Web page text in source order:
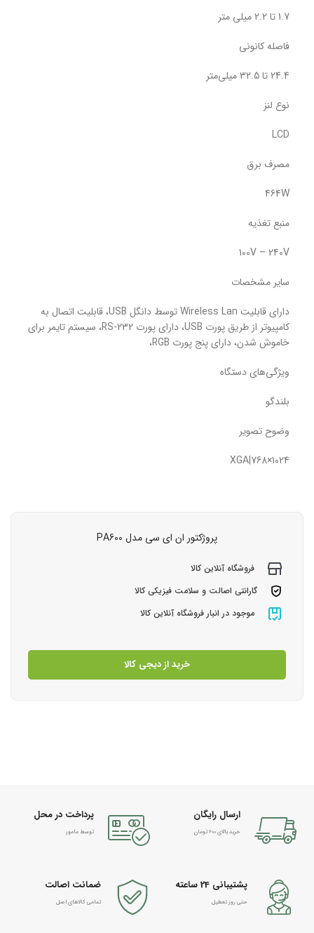
1.7 تا 2.2 میلی متر
فاصله کانونی
24.4 تا 32.5 میلی‌متر
نوع لنز
LCD
مصرف برق
464W
منبع تغذیه
100V – 240V
سایر مشخصات
دارای قابلیت Wireless Lan توسط دانگل USB، قابلیت اتصال به
کامپیوتر از طریق پورت USB، دارای پورت RS-232، سیستم تایمر برای
خاموش شدن، دارای پنج پورت RGB،
ویژگی‌های دستگاه
بلندگو
وضوح تصویر
1024×768|XGA
پروژکتور ان ای سی مدل PA600
فروشگاه آنلاین کالا
گارانتی اصالت و سلامت فیزیکی کالا
موجود در انبار فروشگاه آنلاین کالا
خرید از دیجی کالا
ارسال رایگان
خرید بالای 600 تومان
پرداخت در محل
توسط مامور
پشتیبانی 24 ساعته
حتی روز تعطیل
ضمانت اصالت
تمامی کالاهای اصل